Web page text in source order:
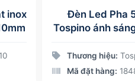
inox
Đèn Led Pha
Tospino ánh
COB
Thương hiệu:
Mã đặt hàng: